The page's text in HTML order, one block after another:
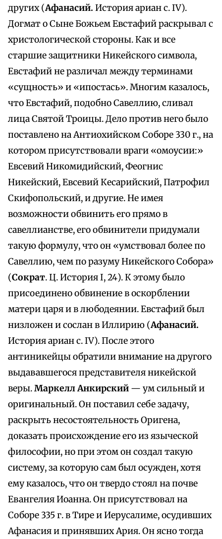
других (Афанасий. История ариан с. IV).
Догмат о Сыне Божьем Евстафий раскрывал с
христологической стороны. Как и все
старшие защитники Никейского символа,
Евстафий не различал между терминами
«сущность» и «ипостась». Многим казалось,
что Евстафий, подобно Савеллию, сливал
лица Святой Троицы. Дело против него было
поставлено на Антиохийском Соборе 330 г., на
котором присутствовали враги «омоусии:»
Евсевий Никомидийский, Феогнис
Никейский, Евсевий Кесарийский, Патрофил
Скифопольский, и другие. Не имея
возможности обвинить его прямо в
савеллианстве, его обвинители придумали
такую формулу, что он «умствовал более по
Савеллию, чем по разуму Никейского Собора»
(Сократ. Ц. История I, 24). К этому было
присоединено обвинение в оскорблении
матери царя и в любодеянии. Евстафий был
низложен и сослан в Иллирию (Афанасий.
История ариан с. IV). После этого
антиникейцы обратили внимание на другого
выдававшегося представителя никейской
веры.Маркелл Анкирский — ум сильный и
оригинальный. Он поставил себе задачу,
раскрыть несостоятельность Оригена,
доказать происхождение его из языческой
философии, но при этом он создал такую
систему, за которую сам был осужден, хотя
ему казалось, что он твердо стоял на почве
Евангелия Иоанна. Он присутствовал на
Соборе 335 г. в Тире и Иерусалиме, осудивших
Афанасия и принявших Ария. Он ясно тогда